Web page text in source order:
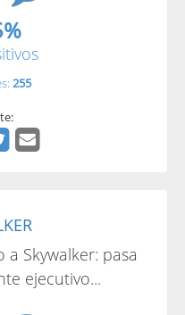
255
Skywalker: pasa
ejecutivo...